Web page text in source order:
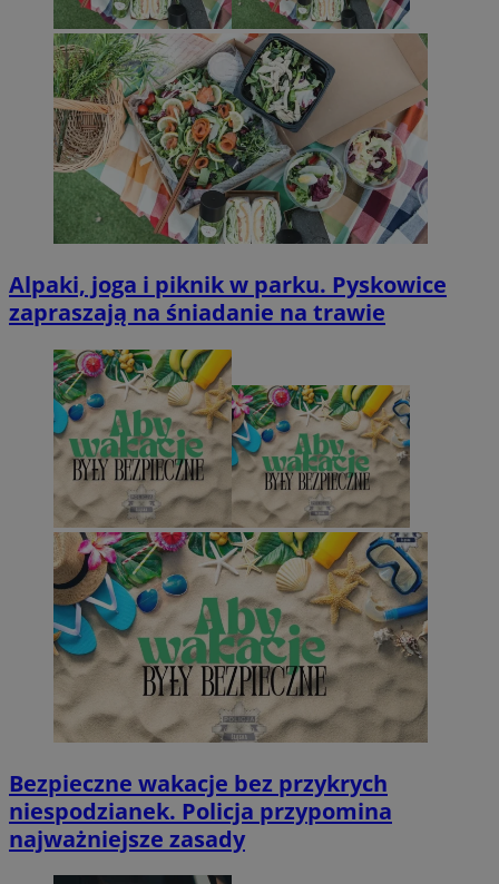
Alpaki, joga i piknik w parku. Pyskowice
zapraszają na śniadanie na trawie
Bezpieczne wakacje bez przykrych
niespodzianek. Policja przypomina
najważniejsze zasady